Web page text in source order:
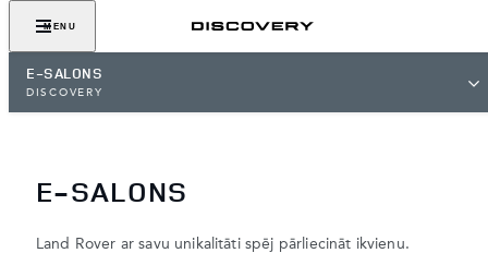
MENU
E-SALONS
DISCOVERY
E-SALONS
Land Rover ar savu unikalitāti spēj pārliecināt ikvienu.